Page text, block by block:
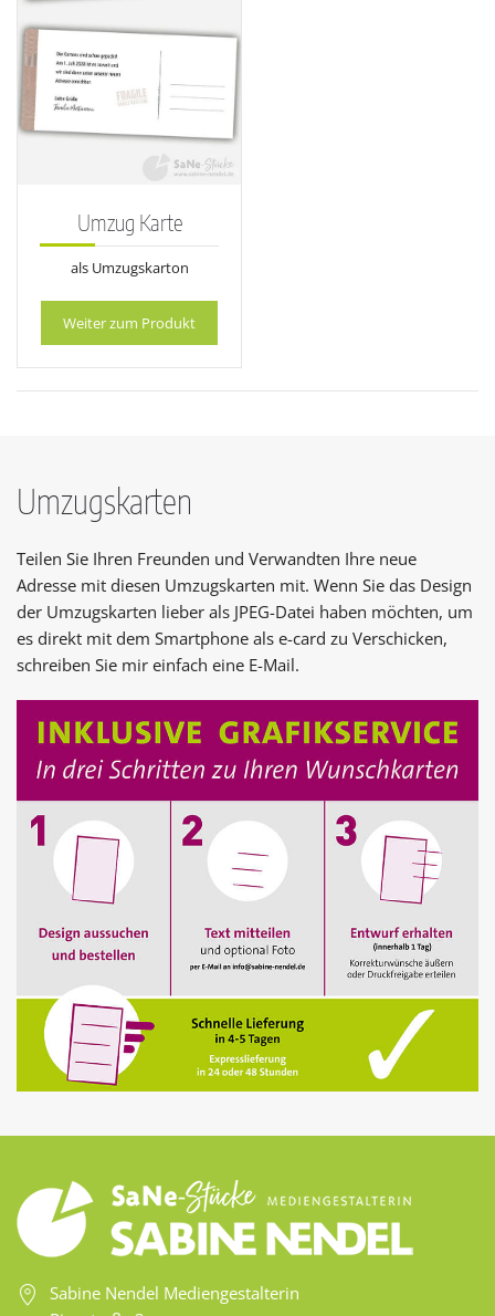
Umzug Karte
als Umzugskarton
Weiter zum Produkt
Umzugskarten
Teilen Sie Ihren Freunden und Verwandten Ihre neue
Adresse mit diesen Umzugskarten mit. Wenn Sie das Design
der Umzugskarten lieber als JPEG-Datei haben möchten, um
es direkt mit dem Smartphone als e-card zu Verschicken,
schreiben Sie mir einfach eine E-Mail.
Sabine Nendel Mediengestalterin